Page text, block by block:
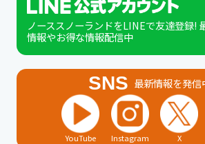
ノーススノーランドをLINEで友達登録!
情報やお得な情報配信中
SNS 最新情報を発信
YouTube Instagram X